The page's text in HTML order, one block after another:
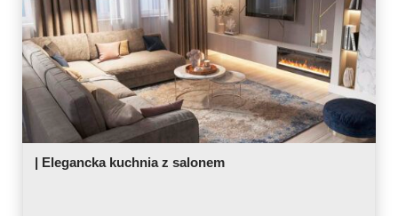
| Elegancka kuchnia z salonem